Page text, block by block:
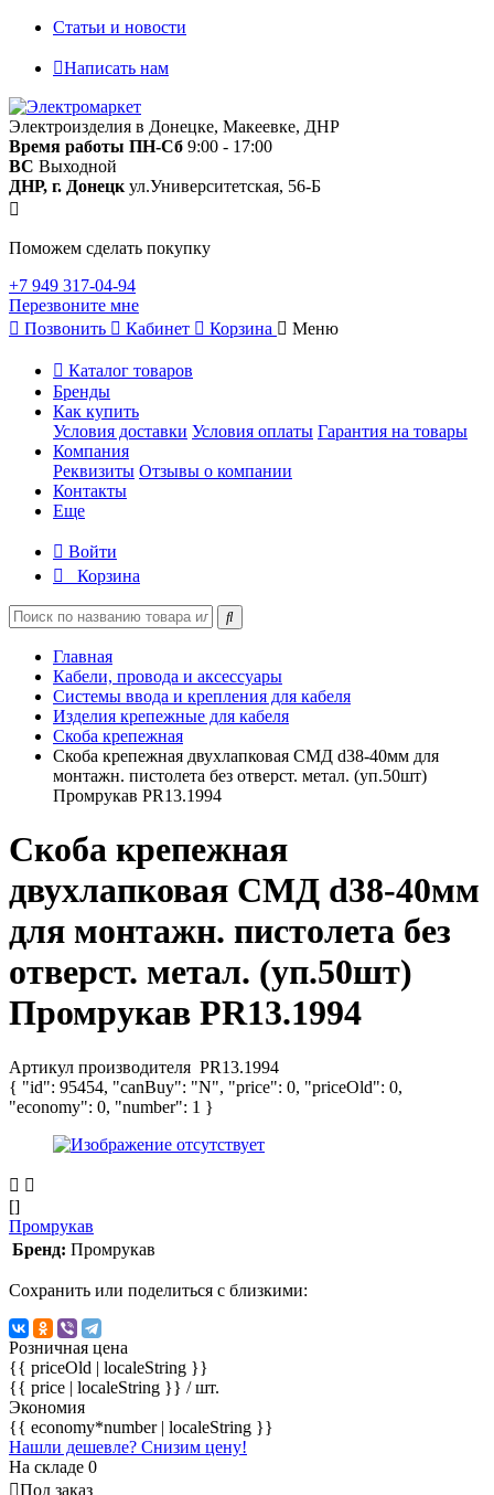
Статьи и новости
Написать нам
Электроизделия в Донецке, Макеевке, ДНР
Время работы ПН-Сб 9:00 - 17:00
ВС Выходной
ДНР, г. Донецк ул.Университетская, 56-Б
Поможем сделать покупку
+7 949 317-04-94
Перезвоните мне
Позвонить
Кабинет Корзина Меню
Каталог товаров
Бренды
Как купить
Условия доставки Условия оплаты Гарантия на товары
Компания
Реквизиты Отзывы о компании
Контакты
Еще
Войти
Корзина
Главная
Кабели, провода и аксессуары
Системы ввода и крепления для кабеля
Изделия крепежные для кабеля
Скоба крепежная
Скоба крепежная двухлапковая СМД d38-40мм для
монтажн. пистолета без отверст. метал. (уп.50шт)
Промрукав PR13.1994
Скоба крепежная
двухлапковая СМД d38-40мм
для монтажн. пистолета без
отверст. метал. (уп.50шт)
Промрукав PR13.1994
Артикул производителя PR13.1994
{ "id": 95454, "canBuy": "N", "price": 0, "priceOld": 0,
"economy": 0, "number": 1 }
[]
Промрукав
Бренд: Промрукав
Сохранить или поделиться с близкими:
Розничная цена
{{ priceOld | localeString }}
{{ price | localeString }} / шт.
Экономия
{{ economy*number | localeString }}
Нашли дешевле? Снизим цену!
На складе 0
Под заказ